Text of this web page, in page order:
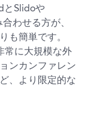
とSlidoや
わせる方が、
も簡単です。
常に大規模な外
ンカンファレン
、より限定的な